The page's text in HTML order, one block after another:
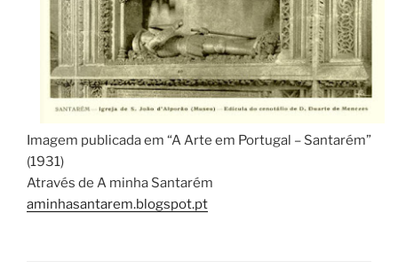
Imagem publicada em “A Arte em Portugal – Santarém”
(1931)
Através de A minha Santarém
aminhasantarem.blogspot.pt